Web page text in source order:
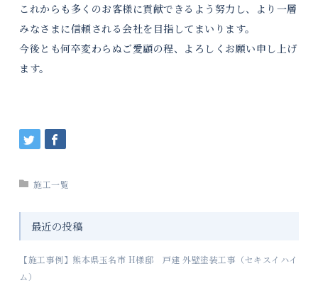
これからも多くのお客様に貢献できるよう努力し、より一層
みなさまに信頼される会社を目指してまいります。
今後とも何卒変わらぬご愛顧の程、よろしくお願い申し上げ
ます。
施工一覧
最近の投稿
【施工事例】熊本県玉名市 H様邸 戸建 外壁塗装工事（セキスイハイ
ム）